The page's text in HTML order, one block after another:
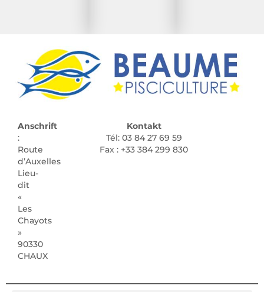
Anschrift
:
Route
d’Auxelles
Lieu-
dit
«
Les
Chayots
»
90330
CHAUX
Kontakt
Tél: 03 84 27 69 59
Fax : +33 384 299 830